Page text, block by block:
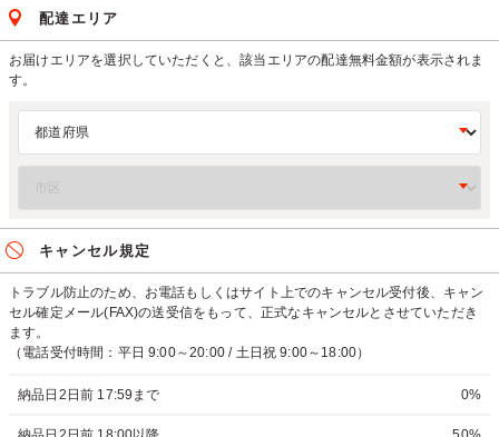
配達エリア
お届けエリアを選択していただくと、該当エリアの配達無料金額が表示されま
す。
キャンセル規定
トラブル防止のため、お電話もしくはサイト上でのキャンセル受付後、キャン
セル確定メール(FAX)の送受信をもって、正式なキャンセルとさせていただき
ます。
（電話受付時間：平日 9:00～20:00 / 土日祝 9:00～18:00）
納品日2日前 17:59まで 0%